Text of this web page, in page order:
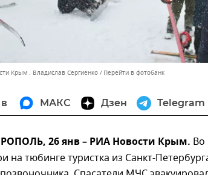
Крым . Владислав Сергиенко Перейти в фотобанк
МАКС Дзен Telegram
26 янв – РИА Новости Крым. Во
на тюбинге туристка из Санкт-